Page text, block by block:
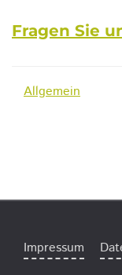
Fragen Sie
Allgemein
Impressum